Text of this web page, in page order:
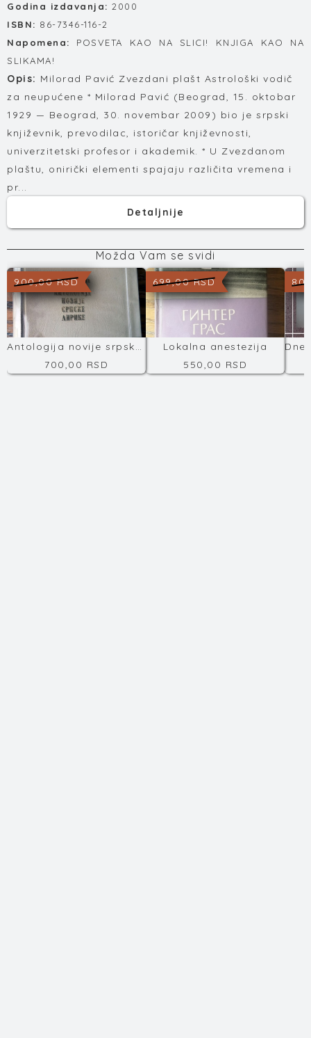
Godina izdavanja: 2000
ISBN: 86-7346-116-2
Napomena:
POSVETA KAO NA SLICI! KNJIGA KAO NA
SLIKAMA!
Opis: Milorad Pavić Zvezdani plašt Astrološki vodič
za neupućene * Milorad Pavić (Beograd, 15. oktobar
1929 — Beograd, 30. novembar 2009) bio je srpski
književnik, prevodilac, istoričar književnosti,
univerzitetski profesor i akademik. * U Zvezdanom
plaštu, onirički elementi spajaju različita vremena i
pr...
Detaljnije
Možda Vam se svidi
900,00 RSD
Antologija novije srpske književnosti
700,00 RSD
699,00 RSD
Lokalna anestezija
550,00 RSD